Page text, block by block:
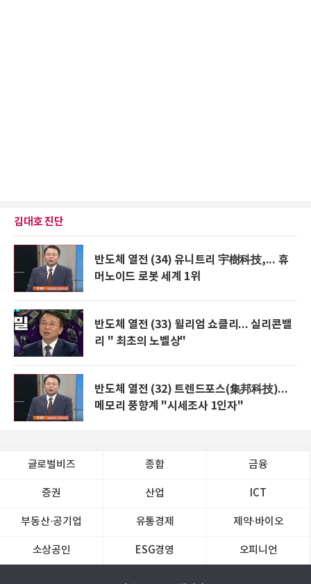
김대호 진단
반도체 열전 (34) 유니트리 宇樹科技,... 휴
머노이드 로봇 세계 1위
반도체 열전 (33) 윌리엄 쇼클리... 실리콘밸
리 " 최초의 노벨상"
반도체 열전 (32) 트렌드포스(集邦科技)...
메모리 풍향계 "시세조사 1인자"
글로벌비즈 종합 금융
증권 산업 ICT
부동산·공기업 유통경제 제약∙바이오
소상공인 ESG경영 오피니언